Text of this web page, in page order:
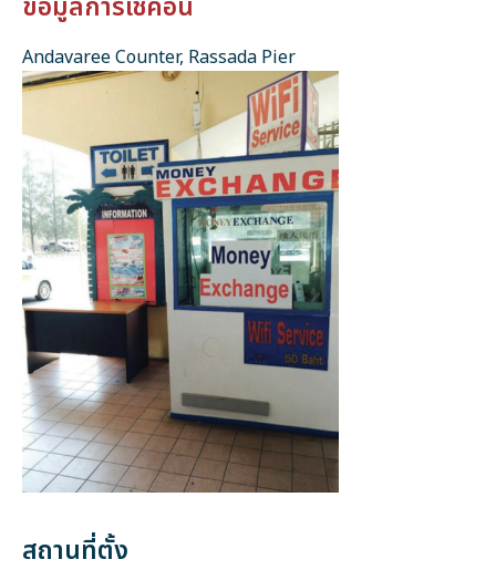
ข้อมูลการเช็คอิน
Andavaree Counter, Rassada Pier
สถานที่ตั้ง